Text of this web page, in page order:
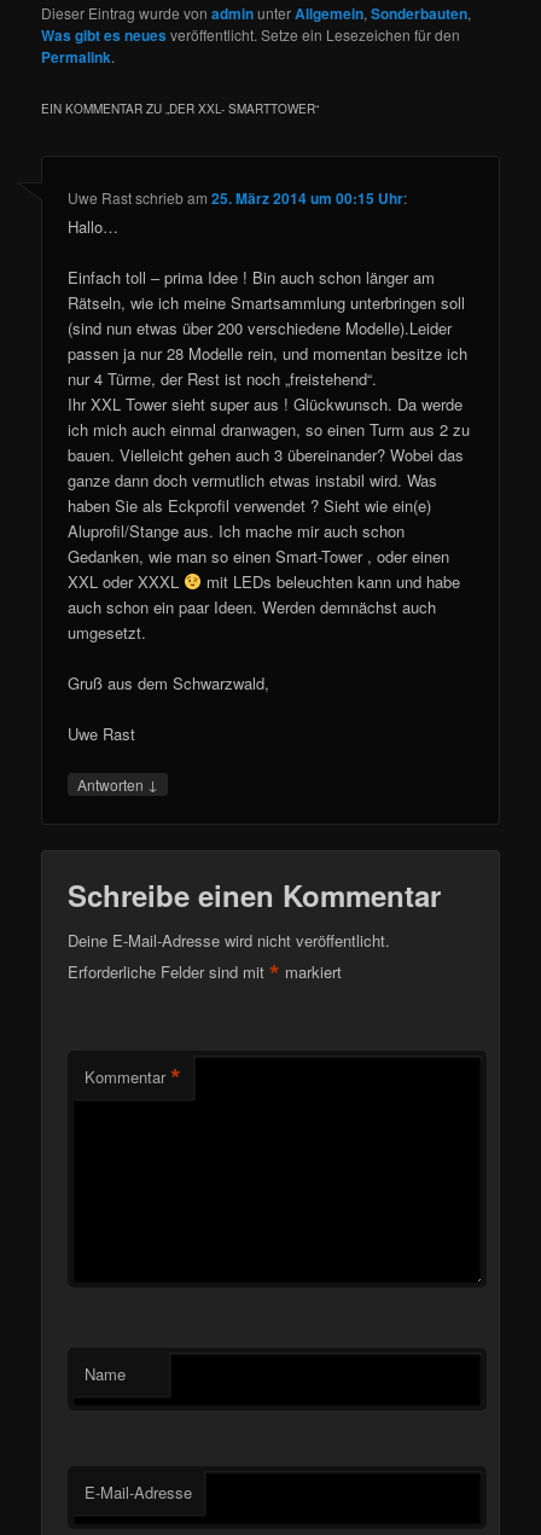
Dieser Eintrag wurde vonadminunterAllgemein,Sonderbauten,
Was gibt es neuesveröffentlicht. Setze ein Lesezeichen für den
Permalink.
EIN KOMMENTAR ZU „DER XXL- SMARTTOWER“
Uwe Rastschriebam25. März 2014 um 00:15 Uhr:
Hallo…
Einfach toll – prima Idee ! Bin auch schon länger am
Rätseln, wie ich meine Smartsammlung unterbringen soll
(sind nun etwas über 200 verschiedene Modelle).Leider
passen ja nur 28 Modelle rein, und momentan besitze ich
nur 4 Türme, der Rest ist noch „freistehend“.
Ihr XXL Tower sieht super aus ! Glückwunsch. Da werde
ich mich auch einmal dranwagen, so einen Turm aus 2 zu
bauen. Vielleicht gehen auch 3 übereinander? Wobei das
ganze dann doch vermutlich etwas instabil wird. Was
haben Sie als Eckprofil verwendet ? Sieht wie ein(e)
Aluprofil/Stange aus. Ich mache mir auch schon
Gedanken, wie man so einen Smart-Tower , oder einen
XXL oder XXXL
mit LEDs beleuchten kann und habe
auch schon ein paar Ideen. Werden demnächst auch
umgesetzt.
Gruß aus dem Schwarzwald,
Uwe Rast
Antworten ↓
Schreibe einen Kommentar
Deine E-Mail-Adresse wird nicht veröffentlicht.
Erforderliche Felder sind mit* markiert
Kommentar *
Name
E-Mail-Adresse